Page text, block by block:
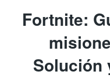
Fortnite:
Solución